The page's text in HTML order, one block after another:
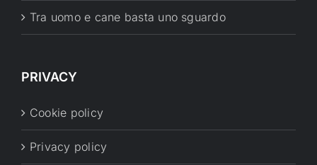
Tra uomo e cane basta uno sguardo
PRIVACY
Cookie policy
Privacy policy